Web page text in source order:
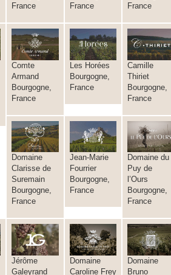
France
France
France
Comte
Armand
Bourgogne,
France
Les Horées
Bourgogne,
France
Camille
Thiriet
Bourgogne,
France
Domaine
Clarisse de
Suremain
Bourgogne,
France
Jean-Marie
Fourrier
Bourgogne,
France
Domaine du
Puy de
l’Ours
Bourgogne,
France
Jérôme
Galeyrand
Domaine
Caroline Frey
Domaine
Bruno